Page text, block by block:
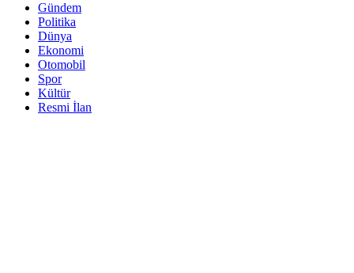
Gündem
Politika
Dünya
Ekonomi
Otomobil
Spor
Kültür
Resmi İlan